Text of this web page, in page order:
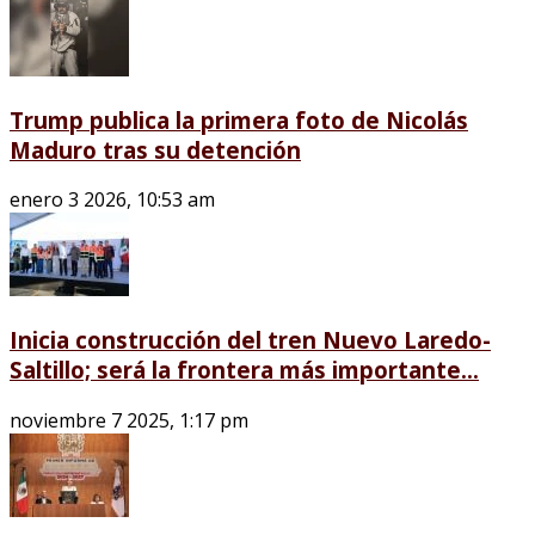
Trump publica la primera foto de Nicolás
Maduro tras su detención
enero 3 2026, 10:53 am
Inicia construcción del tren Nuevo Laredo-
Saltillo; será la frontera más importante...
noviembre 7 2025, 1:17 pm